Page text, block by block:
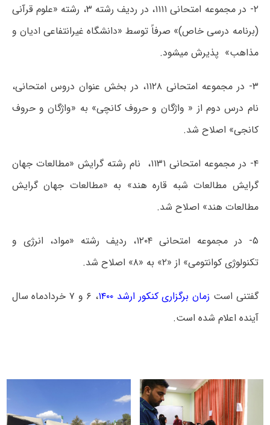
۲- در مجموعه امتحانی ۱۱۱۱، در ردیف رشته ۳، رشته «علوم قرآنی
(برنامه درسی خاص)» صرفاً توسط «دانشگاه غیرانتفاعی ادیان و
مذاهب» پذیرش میشود.
۳- در مجموعه امتحانی ۱۱۲۸، در بخش عنوان دروس امتحانی،
نام درس دوم از « واژگان و حروف کانچی» به «واژگان و حروف
کانجی» اصلاح شد.
۴- در مجموعه امتحانی ۱۱۳۱، نام رشته گرایش «مطالعات جهان
گرایش مطالعات شبه قاره هند» به «مطالعات جهان گرایش
مطالعات هند» اصلاح شد.
۵- در مجموعه امتحانی ۱۲۰۴، ردیف رشته «مواد، انرژی و
تکنولوژی کوانتومی» از «۲» به «۸» اصلاح شد.
گفتنی است زمان برگزاری کنکور ارشد ۱۴۰۰
، ۶ و ۷ خردادماه سال
آینده اعلام شده است.